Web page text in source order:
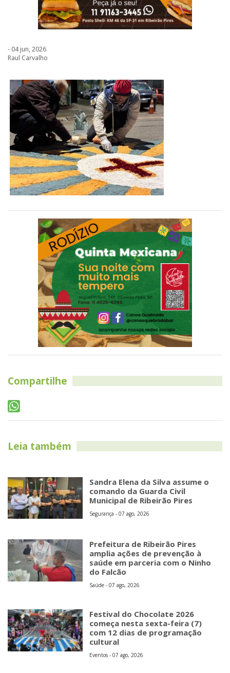
- 04 jun, 2026
Raul Carvalho
Compartilhe
Leia também
Sandra Elena da Silva assume o
comando da Guarda Civil
Municipal de Ribeirão Pires
Segurança - 07 ago, 2026
Prefeitura de Ribeirão Pires
amplia ações de prevenção à
saúde em parceria com o Ninho
do Falcão
Saúde - 07 ago, 2026
Festival do Chocolate 2026
começa nesta sexta-feira (7)
com 12 dias de programação
cultural
Eventos - 07 ago, 2026